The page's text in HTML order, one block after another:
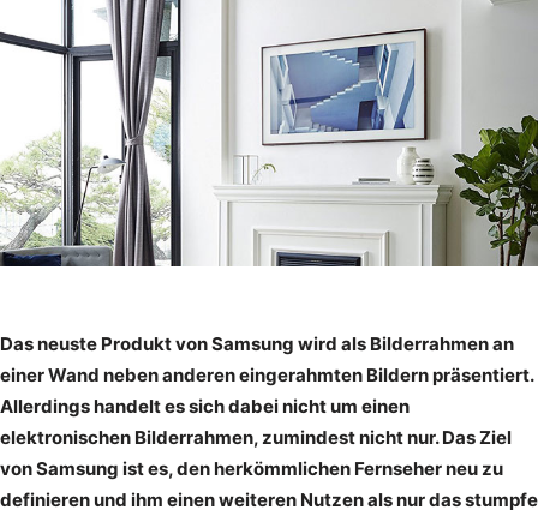
Das neuste Produkt von Samsung wird als Bilderrahmen an
einer Wand neben anderen eingerahmten Bildern präsentiert.
Allerdings handelt es sich dabei nicht um einen
elektronischen Bilderrahmen, zumindest nicht nur. Das Ziel
von Samsung ist es, den herkömmlichen Fernseher neu zu
definieren und ihm einen weiteren Nutzen als nur das stumpfe